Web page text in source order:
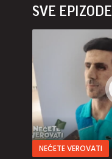
SVE EPIZODE
NEĆETE VEROVATI